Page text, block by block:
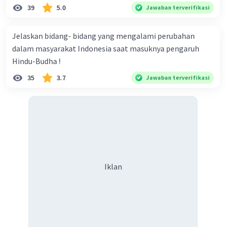
39 5.0 Jawaban terverifikasi
Jelaskan bidang- bidang yang mengalami perubahan
dalam masyarakat Indonesia saat masuknya pengaruh
Hindu-Budha !
35 3.7 Jawaban terverifikasi
Iklan